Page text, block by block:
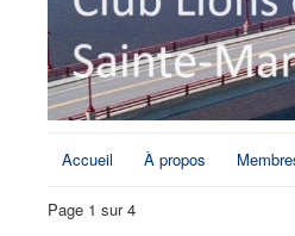
Accueil À propos
Page 1 sur 4